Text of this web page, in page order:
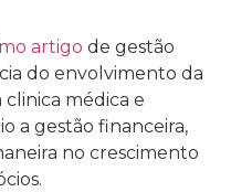
artigo de gestão
do envolvimento da
médica e
a gestão financeira,
no crescimento